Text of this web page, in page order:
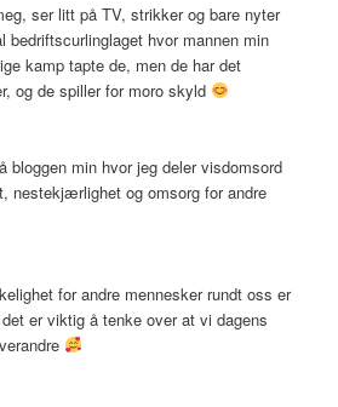
ser litt på TV, strikker og bare nyter
bedriftscurlinglaget hvor mannen min
kamp tapte de, men de har det
og de spiller for moro skyld
bloggen min hvor jeg deler visdomsord
nestekjærlighet og omsorg for andre
for andre mennesker rundt oss er
er viktig å tenke over at vi dagens